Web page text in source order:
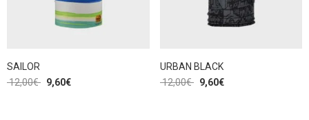
SAILOR
12,00€ 9,60€
URBAN BLACK
12,00€ 9,60€